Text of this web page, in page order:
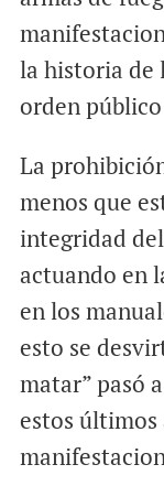
la historia de
orden público
La
menos que
integridad
actuando en
en los
esto se
matar” pasó
estos